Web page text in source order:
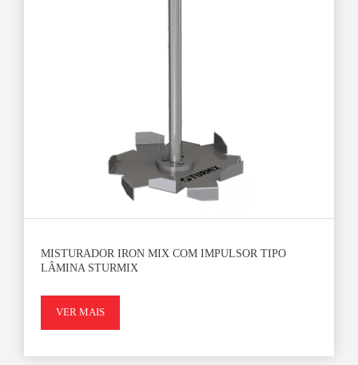
MISTURADOR IRON MIX COM IMPULSOR TIPO
LÂMINA STURMIX
VER MAIS